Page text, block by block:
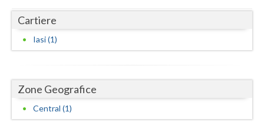
Dolj
Galati
Gorj
Harghita
Cartiere
Iasi (1)
Zone Geografice
Central (1)